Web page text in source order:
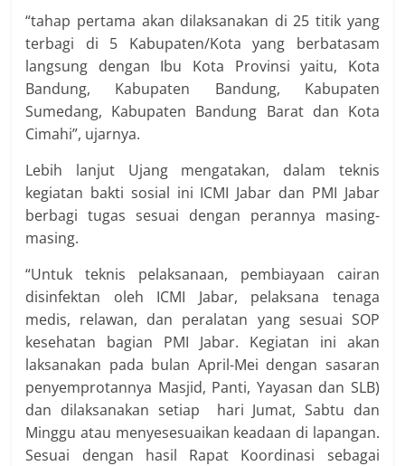
“tahap pertama akan dilaksanakan di 25 titik yang
terbagi di 5 Kabupaten/Kota yang berbatasam
langsung dengan Ibu Kota Provinsi yaitu, Kota
Bandung, Kabupaten Bandung, Kabupaten
Sumedang, Kabupaten Bandung Barat dan Kota
Cimahi”, ujarnya.
Lebih lanjut Ujang mengatakan, dalam teknis
kegiatan bakti sosial ini ICMI Jabar dan PMI Jabar
berbagi tugas sesuai dengan perannya masing-
masing.
“Untuk teknis pelaksanaan, pembiayaan cairan
disinfektan oleh ICMI Jabar, pelaksana tenaga
medis, relawan, dan peralatan yang sesuai SOP
kesehatan bagian PMI Jabar. Kegiatan ini akan
laksanakan pada bulan April-Mei dengan sasaran
penyemprotannya Masjid, Panti, Yayasan dan SLB)
dan dilaksanakan setiap hari Jumat, Sabtu dan
Minggu atau menyesesuaikan keadaan di lapangan.
Sesuai dengan hasil Rapat Koordinasi sebagai